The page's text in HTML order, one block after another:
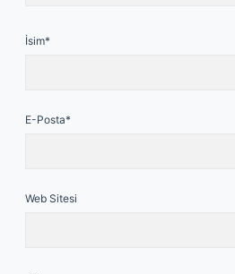
İsim*
E-Posta*
Web Sitesi